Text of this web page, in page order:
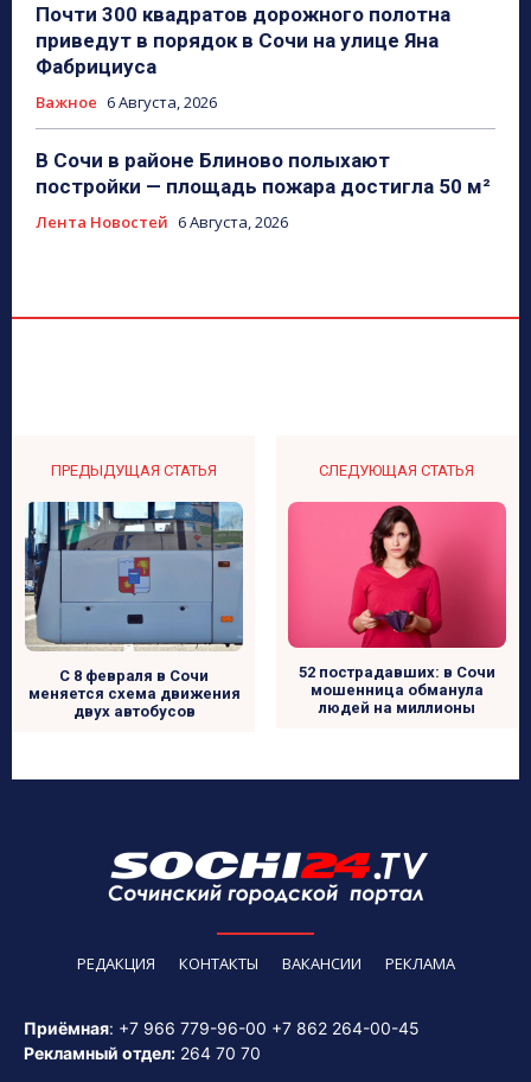
Почти 300 квадратов дорожного полотна
приведут в порядок в Сочи на улице Яна
Фабрициуса
Важное 6 Августа, 2026
В Сочи в районе Блиново полыхают
постройки — площадь пожара достигла 50 м²
Лента Новостей 6 Августа, 2026
ПРЕДЫДУЩАЯ СТАТЬЯ
С 8 февраля в Сочи
меняется схема движения
двух автобусов
СЛЕДУЮЩАЯ СТАТЬЯ
52 пострадавших: в Сочи
мошенница обманула
людей на миллионы
РЕДАКЦИЯ КОНТАКТЫ ВАКАНСИИ РЕКЛАМА
Приёмная: +7 966 779-96-00 +7 862 264-00-45
Рекламный отдел: 264 70 70